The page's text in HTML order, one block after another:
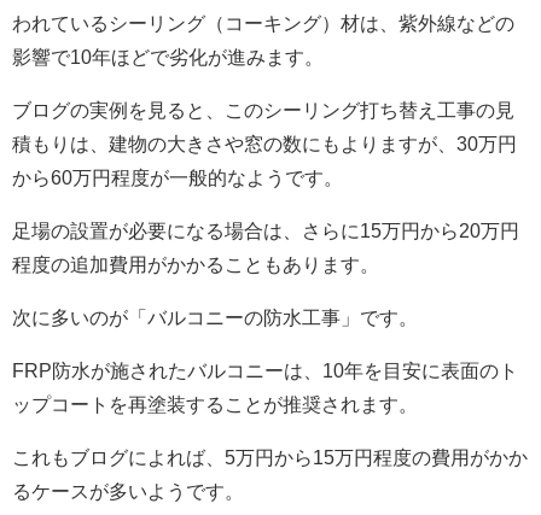
われているシーリング（コーキング）材は、紫外線などの
影響で10年ほどで劣化が進みます。
ブログの実例を見ると、このシーリング打ち替え工事の見
積もりは、建物の大きさや窓の数にもよりますが、30万円
から60万円程度が一般的なようです。
足場の設置が必要になる場合は、さらに15万円から20万円
程度の追加費用がかかることもあります。
次に多いのが「バルコニーの防水工事」です。
FRP防水が施されたバルコニーは、10年を目安に表面のト
ップコートを再塗装することが推奨されます。
これもブログによれば、5万円から15万円程度の費用がかか
るケースが多いようです。